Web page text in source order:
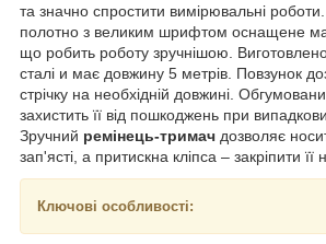
та значно спростити вимірювальні
полотно з великим шрифтом оснащене
що робить роботу зручнішою.
сталі и має довжину 5 метрів. Повзунок
стрічку на необхідній довжині.
захистить її від пошкоджень при
Зручний ремінець-тримач дозволяє
зап'ясті, а притискна кліпса – закріпити її
Ключові особливості: